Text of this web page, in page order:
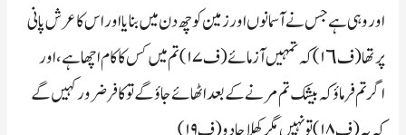
اور وہی ہے جس نے آسمانوں اور زمین کو چھ دن میں بنایا اور اس کا عرش پانی
پر تھا (ف۱٦) کہ تمہیں آزمائے (ف۱۷) تم میں کس کا کام اچھا ہے، اور
اگر تم فرماؤ کہ بیشک تم مرنے کے بعد اٹھائے جاؤ گے تو کافر ضرور کہیں گے